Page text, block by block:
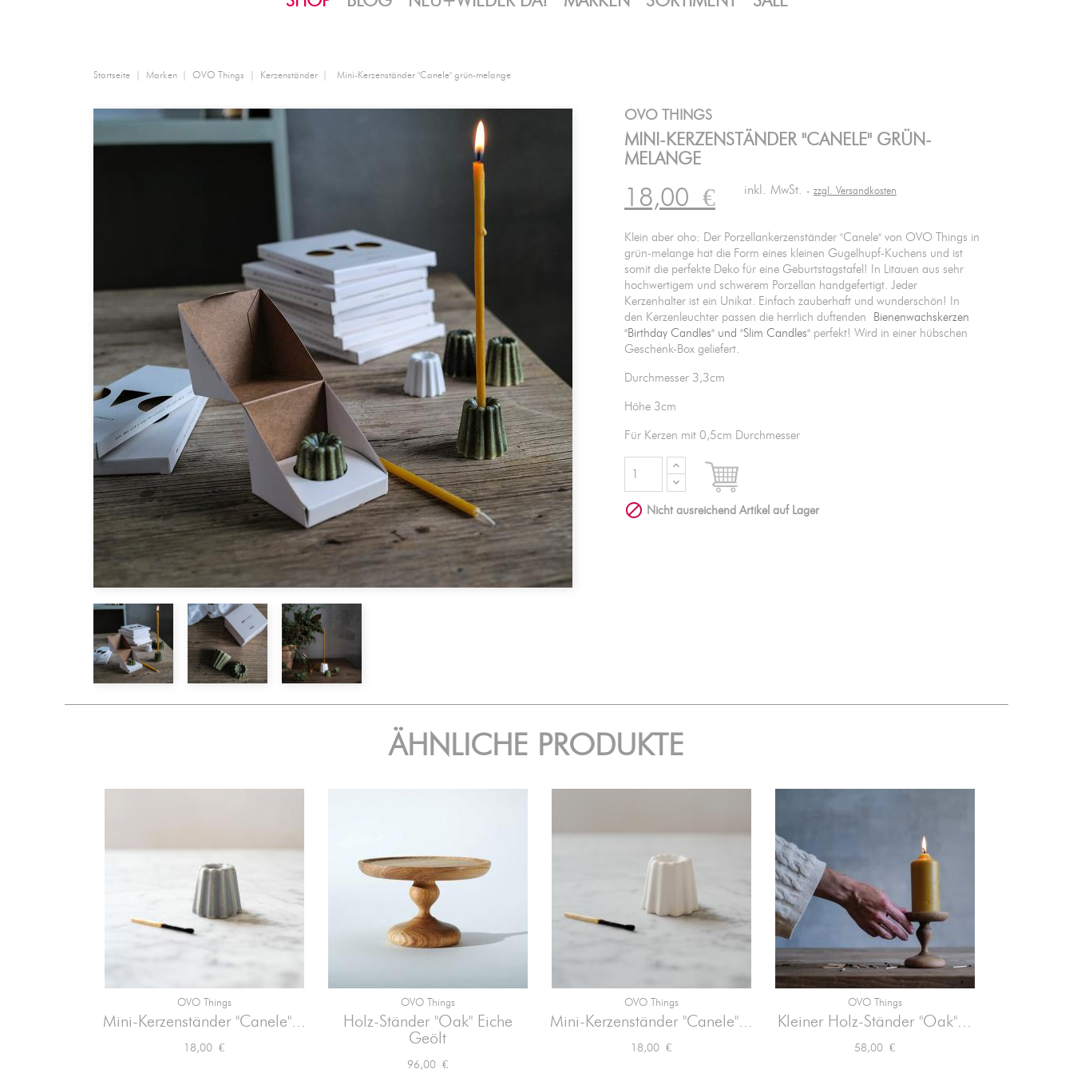
Startseite Marken OVO Things Kerzenständer Mini-Kerzenständer "Canele" grün-melange
OVO THINGS
MINI-KERZENSTÄNDER "CANELE" GRÜN-
MELANGE
18,00€ inkl. MwSt. zzgl. Versandkosten
Klein aber oho: Der Porzellankerzenständer "Canele" von OVO Things in
grün-melange hat die Form eines kleinen Gugelhupf-Kuchens und ist
somit die perfekte Deko für eine Geburtstagstafel! In Litauen aus sehr
hochwertigem und schwerem Porzellan handgefertigt. Jeder
Kerzenhalter ist ein Unikat. Einfach zauberhaft und wunderschön! In
den Kerzenleuchter passen die herrlich duftenden
Bienenwachskerzen
"Birthday Candles" und "Slim Candles"perfekt! Wird in einer hübschen
Geschenk-Box geliefert.
Durchmesser 3,3cm
Höhe 3cm
Für Kerzen mit 0,5cm Durchmesser

 Nicht ausreichend Artikel auf Lager
ÄHNLICHE PRODUKTE
OVO Things
Mini-Kerzenständer "Canele"...
Preis
18,00 €
Vorschau
OVO Things
Holz-Ständer "Oak" Eiche
Geölt
Preis
96,00 €
Vorschau
OVO Things
Mini-Kerzenständer "Canele"...
Preis
18,00 €
Vorschau
OVO Things
Kleiner Holz-Ständer "Oak"...
Preis
58,00 €
 Vorschau